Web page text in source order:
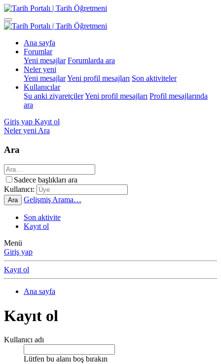
Ana sayfa
Forumlar
Yeni mesajlar Forumlarda ara
Neler yeni
Yeni mesajlarYeni profil mesajları Son aktiviteler
Kullanıcılar
Şu anki ziyaretçilerYeni profil mesajları Profil mesajlarında
ara
Giriş yap Kayıt ol
Neler yeni Ara
Ara
Sadece başlıkları ara
Kullanıcı:
Ara Gelişmiş Arama…
Son aktivite
Kayıt ol
Menü
Giriş yap
Kayıt ol
Ana sayfa
Kayıt ol
Kullanıcı adı
Lütfen bu alanı boş bırakın